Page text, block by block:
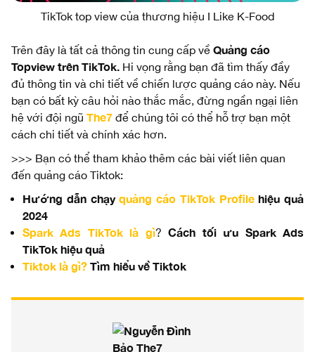
TikTok top view của thương hiệu I Like K-Food
Trên đây là tất cả thông tin cung cấp về Quảng cáo
Topview trên TikTok. Hi vọng rằng bạn đã tìm thấy đầy
đủ thông tin và chi tiết về chiến lược quảng cáo này. Nếu
bạn có bất kỳ câu hỏi nào thắc mắc, đừng ngần ngại liên
hệ với đội ngũ The7 để chúng tôi có thể hỗ trợ bạn một
cách chi tiết và chính xác hơn.
>>> Bạn có thể tham khảo thêm các bài viết liên quan
đến quảng cáo Tiktok:
Hướng dẫn chạy quảng cáo TikTok Profile hiệu quả
2024
Spark Ads TikTok là gì?Cách tối ưu Spark Ads
TikTok hiệu quả
Tiktok là gì? Tìm hiểu về Tiktok